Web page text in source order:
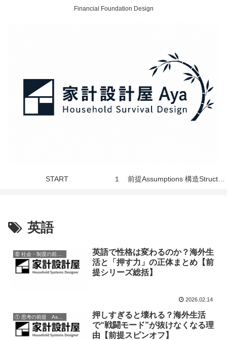
Financial Foundation Design
START
英語
⑧ 社会・制度の前提 Society & System Assumptions
英語で性格は変わるのか？海外生
活と「押す力」の正体まとめ【前
提シリーズ総括】
2026.02.14
① 思考の前提 Assumptions of Thinking
押しすぎると壊れる？海外生活
で“戦闘モード”が抜けなくなる理
由【前提スピンオフ】